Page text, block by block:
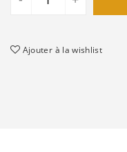
Ajouter à la wishlist